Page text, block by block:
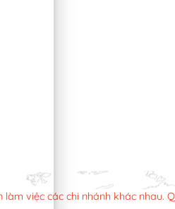
làm việc các chi nhánh khác nhau.